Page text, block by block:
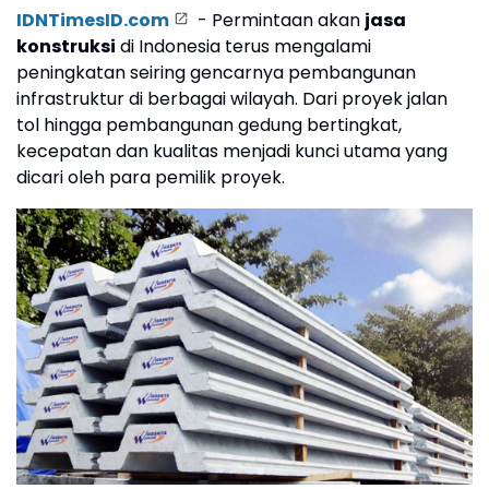
IDNTimesID.com - Permintaan akan jasa
konstruksi di Indonesia terus mengalami
peningkatan seiring gencarnya pembangunan
infrastruktur di berbagai wilayah. Dari proyek jalan
tol hingga pembangunan gedung bertingkat,
kecepatan dan kualitas menjadi kunci utama yang
dicari oleh para pemilik proyek.